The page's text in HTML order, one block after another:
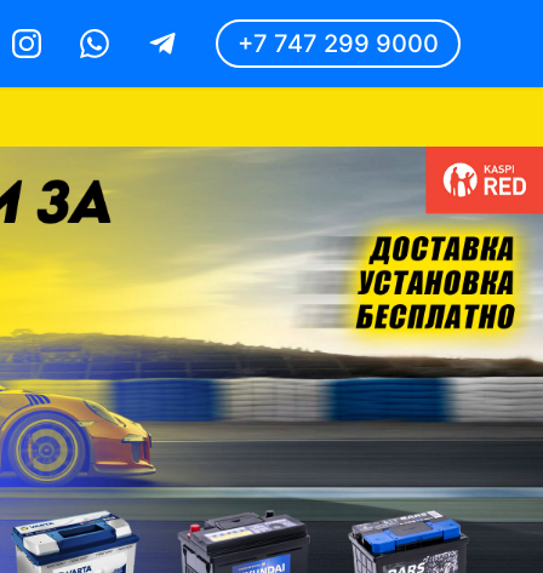
InstagramWhatsappTelegram +7 747 299 9000